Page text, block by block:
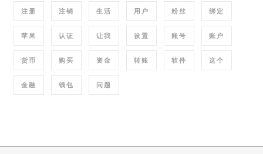
注册 注销 生活 用户 粉丝 绑定
苹果 认证 让我 设置 账号 账户
货币 购买 资金 转账 软件 这个
金融 钱包 问题